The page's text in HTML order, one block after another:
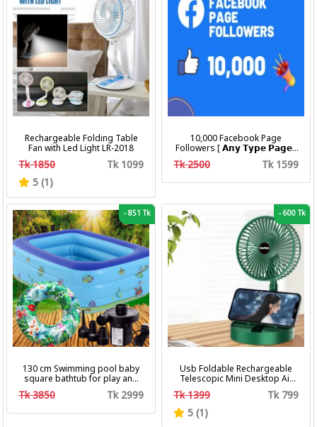
Rechargeable Folding Table
Fan with Led Light LR-2018
Tk 1850
Tk 1099
5 (1)
10,000 Facebook Page
Followers [ 𝗔𝗻𝘆 𝗧𝘆𝗽𝗲 𝗣𝗮𝗴𝗲 ]
[ Non Drop ][ 10k-20k/Day ][
Tk 2500 Tk 1599
-851 Tk
130 cm Swimming pool baby
square bathtub for play and
bath with pumper & Ring
Tk 3850 Tk 2999
-600 Tk
Usb Foldable Rechargeable
Telescopic Mini Desktop Air
Fan 3 In 1 Camping Portable
Tk 1399
Tk 799
5 (1)